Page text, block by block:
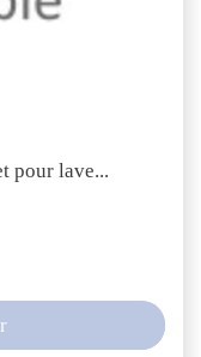
pour lave...